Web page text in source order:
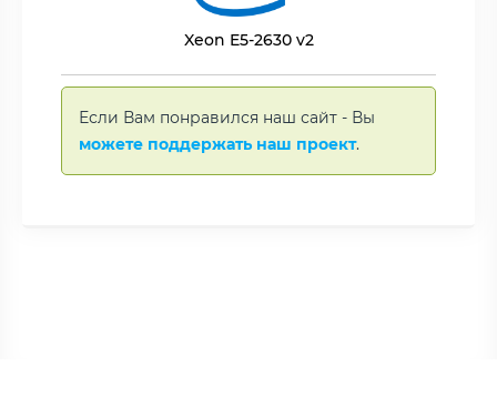
Xeon E5-2630 v2
Если Вам понравился наш сайт - Вы
можете поддержать наш проект.